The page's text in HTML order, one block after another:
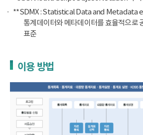
**SDMX : Statistical Data and Metadata
통계데이터와 메타데이터를 효율적으로
표준
이용 방법